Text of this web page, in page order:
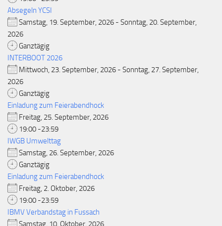
Absegeln YCSI
Samstag, 19. September, 2026 - Sonntag, 20. September,
2026
Ganztägig
INTERBOOT 2026
Mittwoch, 23. September, 2026 - Sonntag, 27. September,
2026
Ganztägig
Einladung zum Feierabendhock
Freitag, 25. September, 2026
19:00 -23:59
IWGB Umwelttag
Samstag, 26. September, 2026
Ganztägig
Einladung zum Feierabendhock
Freitag, 2. Oktober, 2026
19:00 -23:59
IBMV Verbandstag in Fussach
Samstag, 10. Oktober, 2026